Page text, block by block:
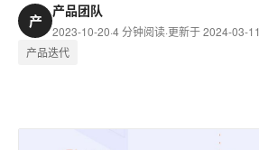
产
产品团队
2023-10-20·4 分钟阅读·更新于 2024-03-11
产品迭代